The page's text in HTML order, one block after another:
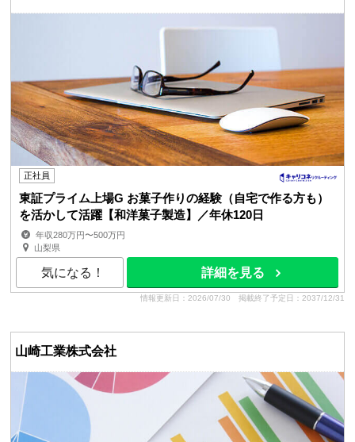
正社員
東証プライム上場G お菓子作りの経験（自宅で作る方も）
を活かして活躍【和洋菓子製造】／年休120日
年収280万円〜500万円
山梨県
気になる！ 詳細を見る
情報更新日：2026/07/30 掲載終了予定日：2037/12/31
山崎工業株式会社